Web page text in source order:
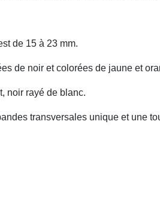
de 15 à 23 mm.
de noir et colorées de jaune et
noir rayé de blanc.
transversales unique et une